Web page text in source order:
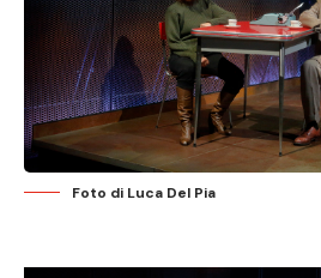
Foto di Luca Del Pia